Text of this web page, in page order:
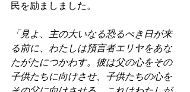
民を励ましました。
「見よ、主の大いなる恐るべき日が来
る前に、わたしは預言者エリヤをあな
たがたにつかわす。彼は父の心をその
子供たちに向けさせ、子供たちの心を